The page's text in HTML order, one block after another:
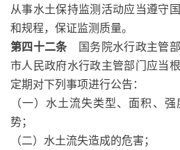
从事水土保持监测活动应当遵守
和规程，保证监测质量。
第四十二条 国务院水行政主管
市人民政府水行政主管部门应当
定期对下列事项进行公告：
（一）水土流失类型、面积、
势；
（二）水土流失造成的危害；